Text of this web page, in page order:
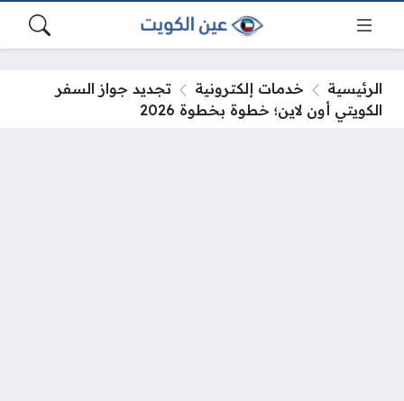
الرئيسية خدمات إلكترونية
تجديد جواز السفر
الكويتي أون لاين؛ خطوة بخطوة 2026